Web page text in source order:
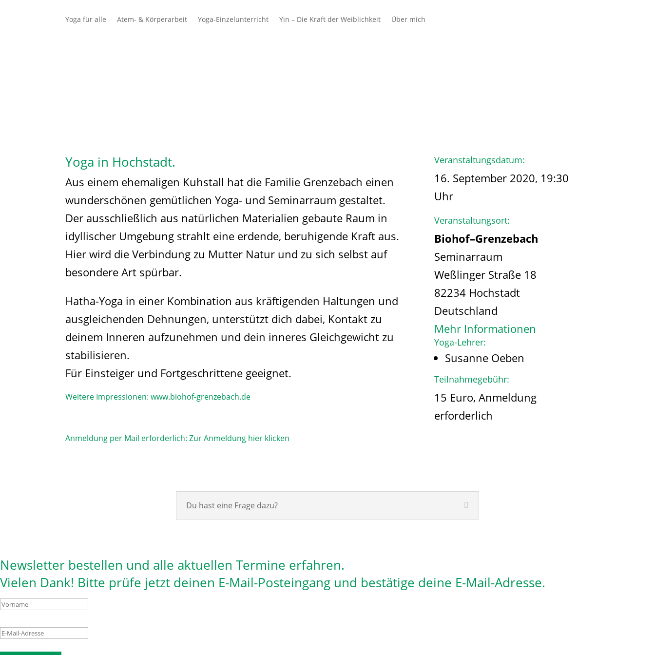
Yoga für alle Atem- & Körperarbeit Yoga-Einzelunterricht Yin – Die Kraft der Weiblichkeit Über mich
Yoga in Hochstadt.
Aus einem ehemaligen Kuhstall hat die Familie Grenzebach einen
wunderschönen gemütlichen Yoga- und Seminarraum gestaltet.
Der ausschließlich aus natürlichen Materialien gebaute Raum in
idyllischer Umgebung strahlt eine erdende, beruhigende Kraft aus.
Hier wird die Verbindung zu Mutter Natur und zu sich selbst auf
besondere Art spürbar.
Hatha-Yoga in einer Kombination aus kräftigenden Haltungen und
ausgleichenden Dehnungen, unterstützt dich dabei, Kontakt zu
deinem Inneren aufzunehmen und dein inneres Gleichgewicht zu
stabilisieren.
Für Einsteiger und Fortgeschrittene geeignet.
Weitere Impressionen:www.biohof-grenzebach.de
Anmeldung per Mail erforderlich:Zur Anmeldung hier klicken
Veranstaltungsdatum:
16. September 2020, 19:30
Uhr
Veranstaltungsort:
Biohof–Grenzebach
Seminarraum
Weßlinger Straße 18
82234 Hochstadt
Deutschland
Mehr Informationen
Yoga-Lehrer:
Susanne Oeben
Teilnahmegebühr:
15 Euro, Anmeldung
erforderlich
Du hast eine Frage dazu?
Newsletter bestellen und alle aktuellen Termine erfahren.
Vielen Dank! Bitte prüfe jetzt deinen E-Mail-Posteingang und bestätige deine E-Mail-Adresse.